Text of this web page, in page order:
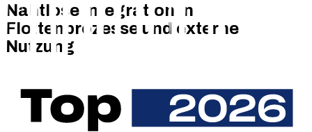
Nahtlose Integration in
Flottenprozesse und externe
Nutzung
Management Systeme (TMS) einbinden und ermöglicht so
eine durchgängige Optimierung von Touren. Betreibende von
privaten eTruck-Ladepunkten am Depot können diese
unkompliziert für Dritte freigeben – inklusive der über FRYTE